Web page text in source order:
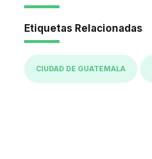
Etiquetas Relacionadas
CIUDAD DE GUATEMALA